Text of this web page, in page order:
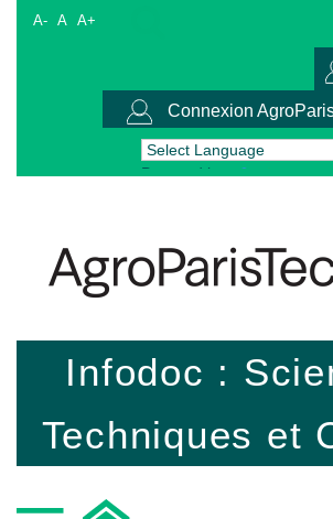
A- A A+
Connexion
Powered by
Infodoc :
Techniques et